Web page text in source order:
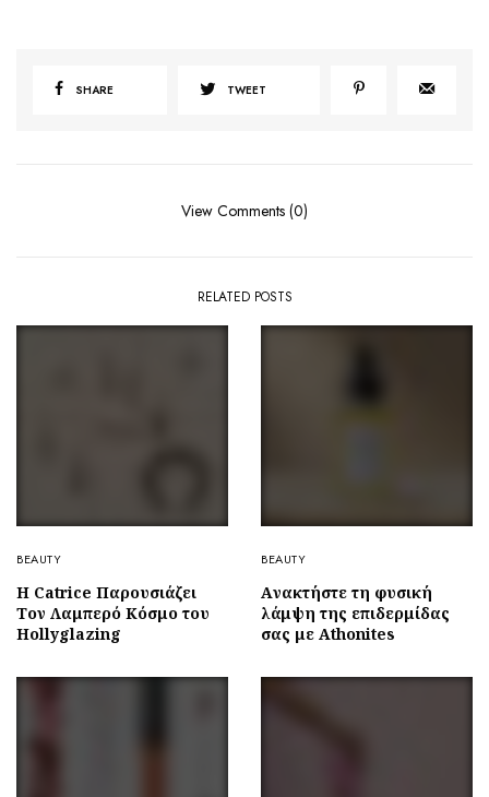
SHARE TWEET
View Comments (0)
RELATED POSTS
BEAUTY
Η Catrice Παρουσιάζει
Τον Λαμπερό Κόσμο του
Hollyglazing
BEAUTY
Aνακτήστε τη φυσική
λάμψη της επιδερμίδας
σας με Athonites